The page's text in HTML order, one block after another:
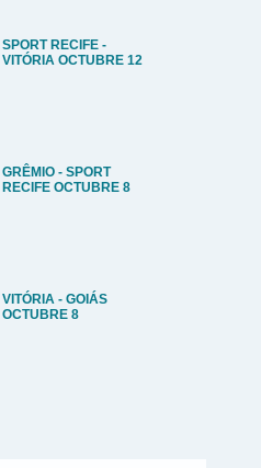
SPORT RECIFE -
VITÓRIA OCTUBRE 12
GRÊMIO - SPORT
RECIFE OCTUBRE 8
VITÓRIA - GOIÁS
OCTUBRE 8